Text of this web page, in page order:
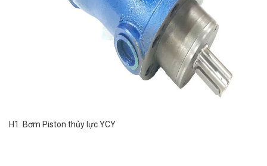
H1. Bơm Piston thủy lực YCY